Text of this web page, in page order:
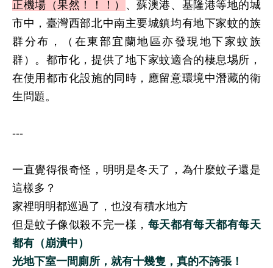
正機場（果然！！！）
、蘇澳港、基隆港等地的城
市中，臺灣西部北中南主要城鎮均有地下家蚊的族
群分布，（在東部宜蘭地區亦發現地下家蚊族
群）。都市化，提供了地下家蚊適合的棲息埸所，
在使用都市化設施的同時，應留意環境中潛藏的衛
生問題。
---
一直覺得很奇怪，明明是冬天了，為什麼蚊子還是
這樣多？
家裡明明都巡過了，也沒有積水地方
但是蚊子像似殺不完一樣， 每天都有每天都有每天
都有（崩潰中）
光地下室一間廁所，就有十幾隻，真的不誇張！